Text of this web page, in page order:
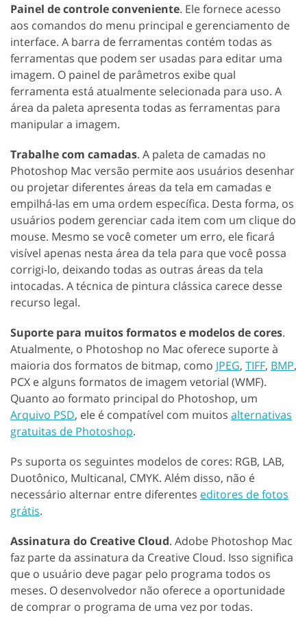
Painel de controle conveniente. Ele fornece acesso
aos comandos do menu principal e gerenciamento de
interface. A barra de ferramentas contém todas as
ferramentas que podem ser usadas para editar uma
imagem. O painel de parâmetros exibe qual
ferramenta está atualmente selecionada para uso. A
área da paleta apresenta todas as ferramentas para
manipular a imagem.
Trabalhe com camadas. A paleta de camadas no
Photoshop Mac versão permite aos usuários desenhar
ou projetar diferentes áreas da tela em camadas e
empilhá-las em uma ordem específica. Desta forma, os
usuários podem gerenciar cada item com um clique do
mouse. Mesmo se você cometer um erro, ele ficará
visível apenas nesta área da tela para que você possa
corrigi-lo, deixando todas as outras áreas da tela
intocadas. A técnica de pintura clássica carece desse
recurso legal.
Suporte para muitos formatos e modelos de cores.
Atualmente, o Photoshop no Mac oferece suporte à
maioria dos formatos de bitmap, como JPEG, TIFF, BMP,
PCX e alguns formatos de imagem vetorial (WMF).
Quanto ao formato principal do Photoshop, um
Arquivo PSD, ele é compatível com muitos alternativas
gratuitas de Photoshop.
Ps suporta os seguintes modelos de cores: RGB, LAB,
Duotônico, Multicanal, CMYK. Além disso, não é
necessário alternar entre diferentes editores de fotos
grátis.
Assinatura do Creative Cloud. Adobe Photoshop Mac
faz parte da assinatura da Creative Cloud. Isso significa
que o usuário deve pagar pelo programa todos os
meses. O desenvolvedor não oferece a oportunidade
de comprar o programa de uma vez por todas.